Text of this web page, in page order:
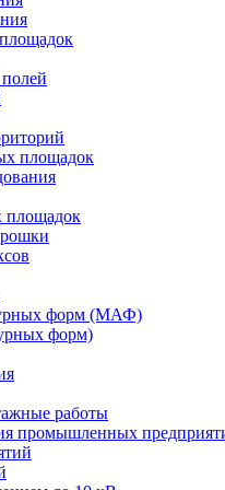
площадок
площадок
форм (МАФ)
форм)
работы
промышленных